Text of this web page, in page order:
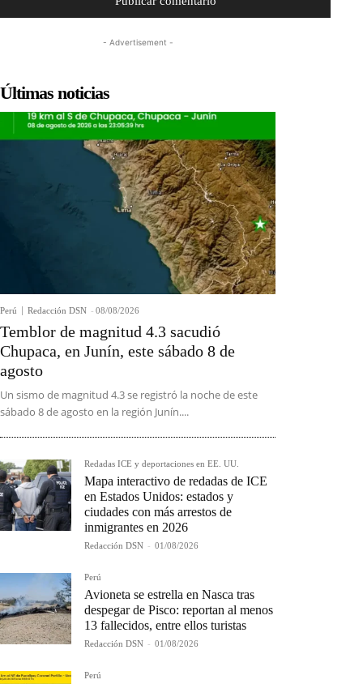
- Advertisement -
Últimas noticias
Perú Redacción DSN - 08/08/2026
Temblor de magnitud 4.3 sacudió
Chupaca, en Junín, este sábado 8 de
agosto
Un sismo de magnitud 4.3 se registró la noche de este
sábado 8 de agosto en la región Junín....
Redadas ICE y deportaciones en EE. UU.
Mapa interactivo de redadas de ICE
en Estados Unidos: estados y
ciudades con más arrestos de
inmigrantes en 2026
Redacción DSN - 01/08/2026
Perú
Avioneta se estrella en Nasca tras
despegar de Pisco: reportan al menos
13 fallecidos, entre ellos turistas
Redacción DSN - 01/08/2026
Perú